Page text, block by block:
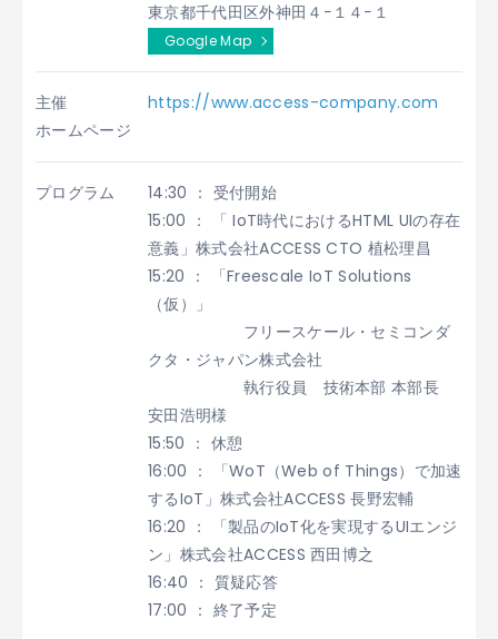
東京都千代田区外神田４−１４−１
Google Map
主催
ホームページ
https://www.access-company.com
プログラム
14:30 ： 受付開始
15:00 ： 「 IoT時代におけるHTML UIの存在
意義」株式会社ACCESS CTO 植松理昌
15:20 ： 「Freescale IoT Solutions
（仮）」
フリースケール・セミコンダ
クタ・ジャパン株式会社
執行役員 技術本部 本部長
安田浩明様
15:50 ： 休憩
16:00 ： 「WoT（Web of Things）で加速
するIoT」株式会社ACCESS 長野宏輔
16:20 ： 「製品のIoT化を実現するUIエンジ
ン」株式会社ACCESS 西田博之
16:40 ： 質疑応答
17:00 ： 終了予定